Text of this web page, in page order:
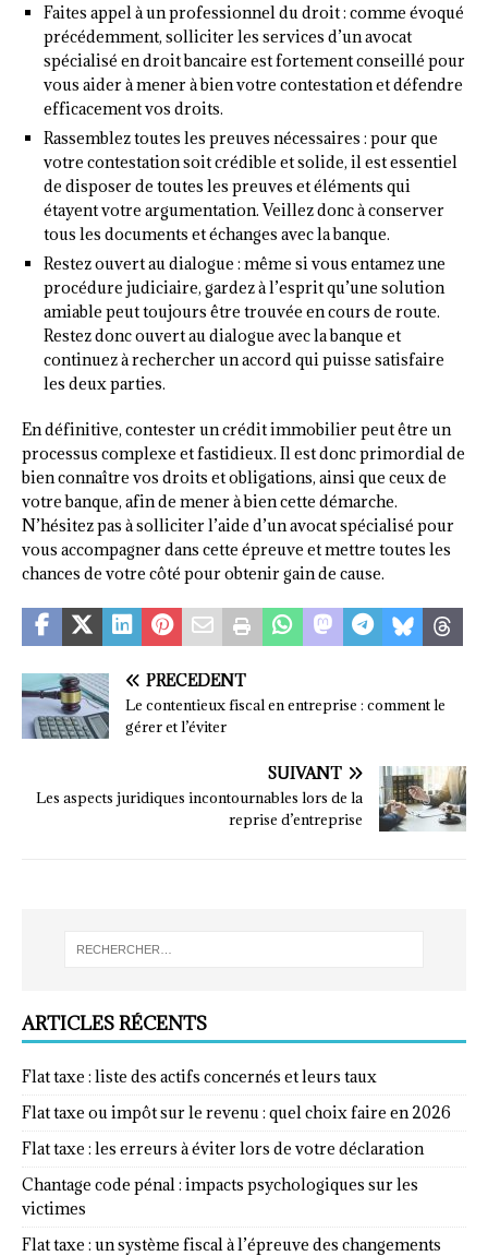
Faites appel à un professionnel du droit : comme évoqué
précédemment, solliciter les services d’un avocat
spécialisé en droit bancaire est fortement conseillé pour
vous aider à mener à bien votre contestation et défendre
efficacement vos droits.
Rassemblez toutes les preuves nécessaires : pour que
votre contestation soit crédible et solide, il est essentiel
de disposer de toutes les preuves et éléments qui
étayent votre argumentation. Veillez donc à conserver
tous les documents et échanges avec la banque.
Restez ouvert au dialogue : même si vous entamez une
procédure judiciaire, gardez à l’esprit qu’une solution
amiable peut toujours être trouvée en cours de route.
Restez donc ouvert au dialogue avec la banque et
continuez à rechercher un accord qui puisse satisfaire
les deux parties.
En définitive, contester un crédit immobilier peut être un
processus complexe et fastidieux. Il est donc primordial de
bien connaître vos droits et obligations, ainsi que ceux de
votre banque, afin de mener à bien cette démarche.
N’hésitez pas à solliciter l’aide d’un avocat spécialisé pour
vous accompagner dans cette épreuve et mettre toutes les
chances de votre côté pour obtenir gain de cause.
PRÉCÉDENT
Le contentieux fiscal en entreprise : comment le
gérer et l’éviter
SUIVANT
Les aspects juridiques incontournables lors de la
reprise d’entreprise
ARTICLES RÉCENTS
Flat taxe : liste des actifs concernés et leurs taux
Flat taxe ou impôt sur le revenu : quel choix faire en 2026
Flat taxe : les erreurs à éviter lors de votre déclaration
Chantage code pénal : impacts psychologiques sur les
victimes
Flat taxe : un système fiscal à l’épreuve des changements